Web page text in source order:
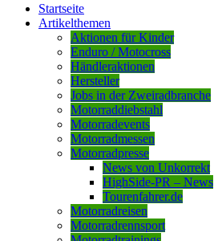
Startseite
Artikelthemen
Aktionen für Kinder
Enduro / Motocross
Händleraktionen
Hersteller
Jobs in der Zweiradbranche
Motorraddiebstahl
Motorradevents
Motorradmessen
Motorradpresse
News von Unkorrekt
HighSide-PR – News
Tourenfahrer.de
Motorradreisen
Motorradrennsport